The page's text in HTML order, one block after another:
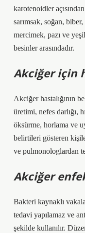
karotenoidler
sarımsak, soğan,
mercimek, pazı ve
besinler arasındadır.
Akciğer için
Akciğer hastalığının
üretimi, nefes darlığı,
öksürme, horlama ve
belirtileri gösteren
ve pulmonologlardan
Akciğer
Bakteri kaynaklı
tedavi yapılamaz ve
şekilde kullanılır.